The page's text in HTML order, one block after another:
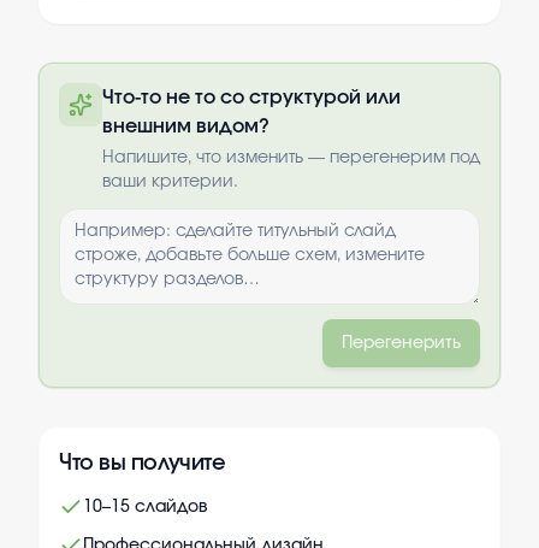
по почте после оплаты
Что-то не то со структурой или
внешним видом?
Напишите, что изменить — перегенерим под
ваши критерии.
Перегенерить
Что вы получите
10–15 слайдов